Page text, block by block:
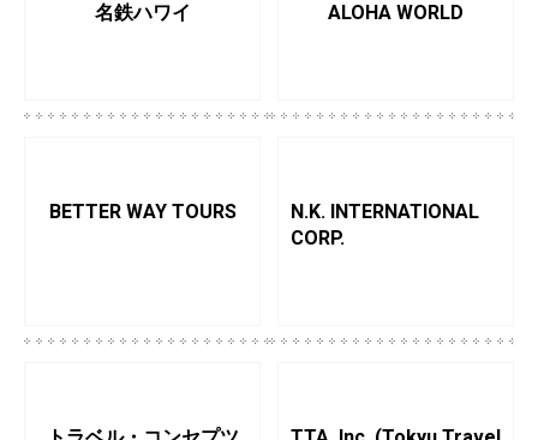
名鉄ハワイ ALOHA WORLD
BETTER WAY TOURS
N.K. INTERNATIONAL
CORP.